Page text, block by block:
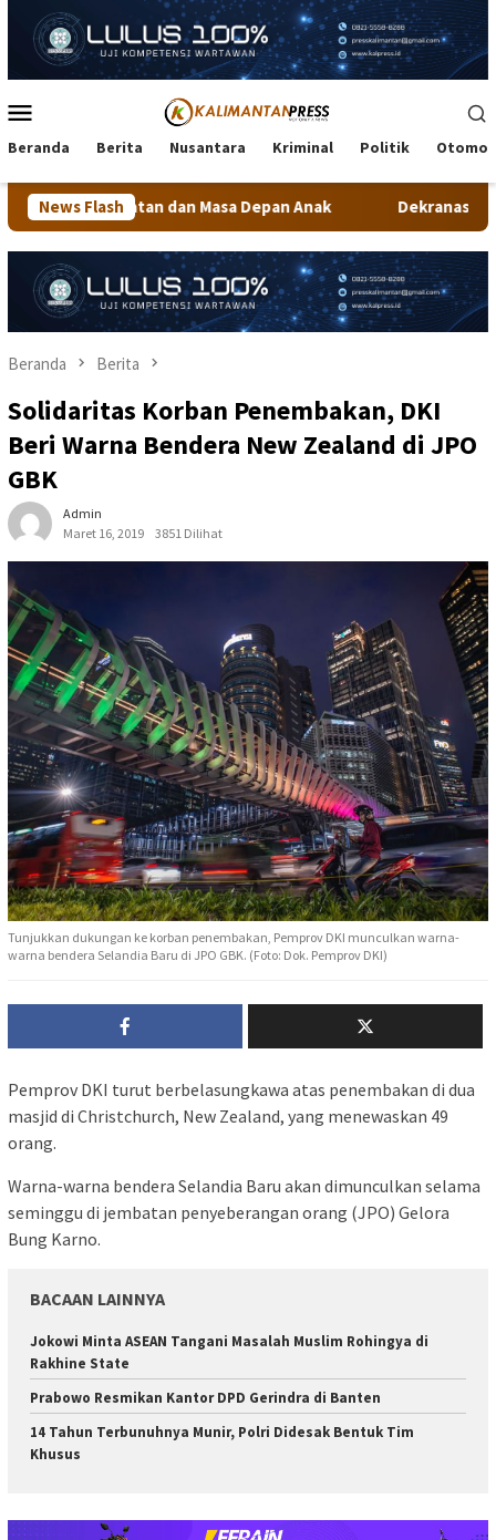
konten
Mobile
Beranda Berita Nusantara Kriminal Politik
News Flash
Masa Depan Anak Dekranasda Tarakan Matangkan
Beranda Berita
Solidaritas Korban Penembakan, DKI
Beri Warna Bendera New Zealand di JPO
GBK
Admin
Maret 16, 2019
3851 Dilihat
Tunjukkan dukungan ke korban penembakan, Pemprov DKI munculkan warna-
warna bendera Selandia Baru di JPO GBK. (Foto: Dok. Pemprov DKI)
Pemprov DKI turut berbelasungkawa atas penembakan di dua
masjid di Christchurch, New Zealand, yang menewaskan 49
orang.
Warna-warna bendera Selandia Baru akan dimunculkan selama
seminggu di jembatan penyeberangan orang (JPO) Gelora
Bung Karno.
BACAAN LAINNYA
Jokowi Minta ASEAN Tangani Masalah Muslim Rohingya di
Rakhine State
Prabowo Resmikan Kantor DPD Gerindra di Banten
14 Tahun Terbunuhnya Munir, Polri Didesak Bentuk Tim
Khusus